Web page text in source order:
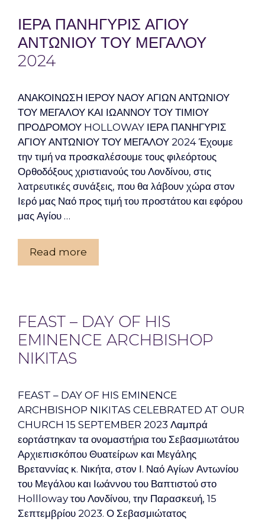
ΙΕΡΑ ΠΑΝΗΓΥΡΙΣ ΑΓΙΟΥ
ΑΝΤΩΝΙΟΥ ΤΟΥ ΜΕΓΑΛΟΥ
2024
ΑΝΑΚΟΙΝΩΣΗ ΙΕΡΟΥ ΝΑΟΥ ΑΓΙΩΝ ΑΝΤΩΝΙΟΥ
ΤΟΥ ΜΕΓΑΛΟΥ ΚΑΙ ΙΩΑΝΝΟΥ ΤΟΥ ΤΙΜΙΟΥ
ΠΡΟΔΡΟΜΟΥ HOLLOWAY ΙΕΡΑ ΠΑΝΗΓΥΡΙΣ
ΑΓΙΟΥ ΑΝΤΩΝΙΟΥ ΤΟΥ ΜΕΓΑΛΟΥ 2024 Έχουμε
την τιμή να προσκαλέσουμε τους φιλεόρτους
Ορθοδόξους χριστιανούς του Λονδίνου, στις
λατρευτικές συνάξεις, που θα λάβουν χώρα στον
Ιερό μας Ναό προς τιμή του προστάτου και εφόρου
μας Αγίου …
Read more
FEAST – DAY OF HIS
EMINENCE ARCHBISHOP
NIKITAS
FEAST – DAY OF HIS EMINENCE
ARCHBISHOP NIKITAS CELEBRATED AT OUR
CHURCH 15 SEPTEMBER 2023 Λαμπρά
εορτάστηκαν τα ονομαστήρια του Σεβασμιωτάτου
Αρχιεπισκόπου Θυατείρων και Μεγάλης
Βρεταννίας κ. Νικήτα, στον Ι. Ναό Αγίων Αντωνίου
του Μεγάλου και Ιωάννου του Βαπτιστού στο
Hollloway του Λονδίνου, την Παρασκευή, 15
Σεπτεμβρίου 2023. Ο Σεβασμιώτατος